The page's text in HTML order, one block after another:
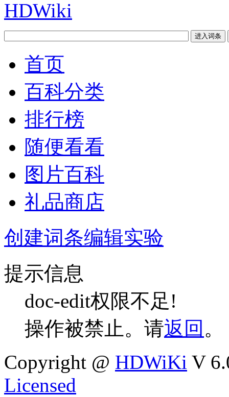
首页
百科分类
排行榜
随便看看
图片百科
礼品商店
创建词条编辑实验
提示信息
doc-edit权限不足!
操作被禁止。请返回 。
Copyright @ HDWiKi V
Licensed